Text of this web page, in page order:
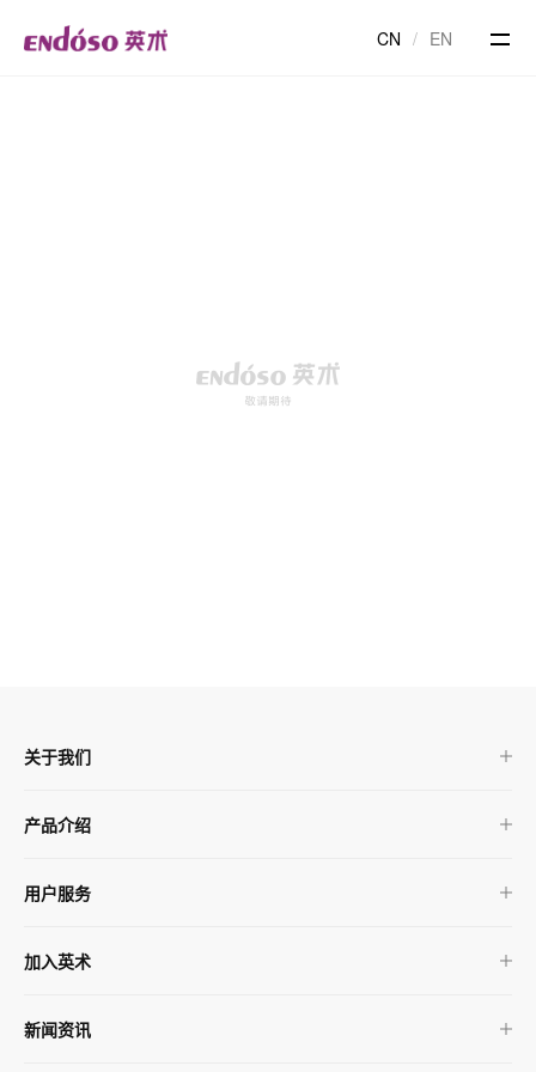
CN / EN
关于我们
产品介绍
用户服务
加入英术
新闻资讯